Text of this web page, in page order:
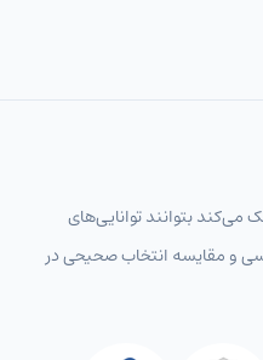
می‌کند بتوانند توانایی‌های
و مقایسه انتخاب‌ صحیحی در